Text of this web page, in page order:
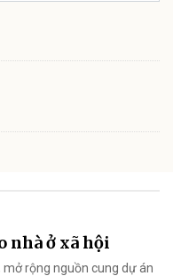
nhà ở xã hội
rộng nguồn cung dự án